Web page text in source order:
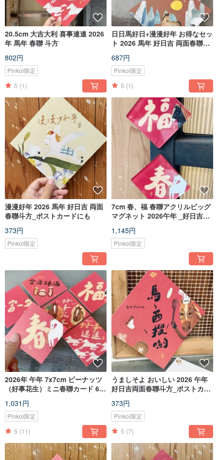
20.5cm 大吉大利 喜事連連 2026
年 馬年 春聯 斗方
802円
Pinkoi限定
5 (1)
日日馬好日+漫漫好年 お得なセッ
ト 2026 馬年 好日吉 両面春聯斗
687円
Pinkoi限定
5 (1)
漫漫好年 2026 馬年 好日吉 両面
春聯斗方_ポストカードにも
373円
Pinkoi限定
7cm 春、福 春聯アクリルビッグ
マグネット 2026午年 _好日吉工
1,145円
Pinkoi限定
2026年 午年 7x7cm ピーナッツ
（好事花生）ミニ春聯カード 6枚
ポストカード兼用
1,031円
Pinkoi限定
5 (11)
うましそよ おいしい 2026 午年
好日吉両面春聯斗方_ポストカー
373円
Pinkoi限定
5 (7)